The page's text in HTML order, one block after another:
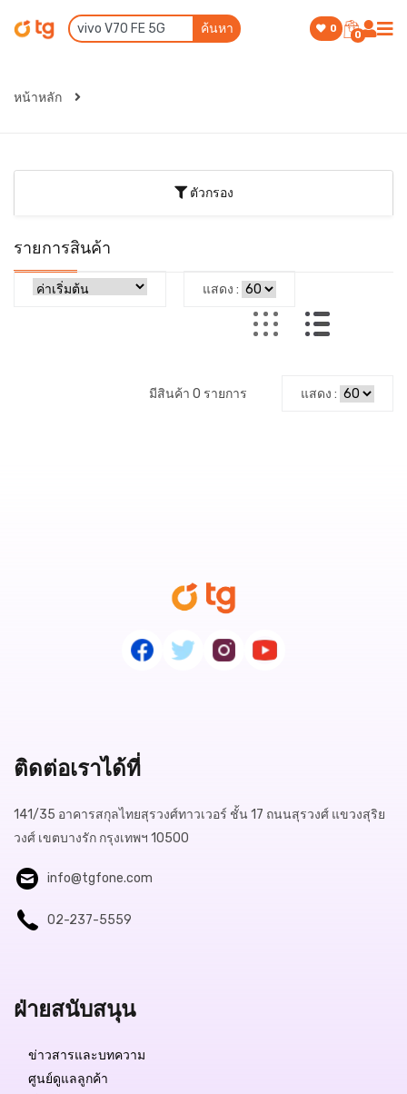
ค้นหา 0
0
หน้าหลัก
ตัวกรอง
รายการสินค้า
แสดง :
มีสินค้า 0 รายการ แสดง :
ติดต่อเราได้ที่
141/35 อาคารสกุลไทยสุรวงศ์ทาวเวอร์ ชั้น 17 ถนนสุรวงศ์ แขวงสุริย
วงศ์ เขตบางรัก กรุงเทพฯ 10500
info@tgfone.com
02-237-5559
ฝ่ายสนับสนุน
ข่าวสารและบทความ
ศูนย์ดูแลลูกค้า